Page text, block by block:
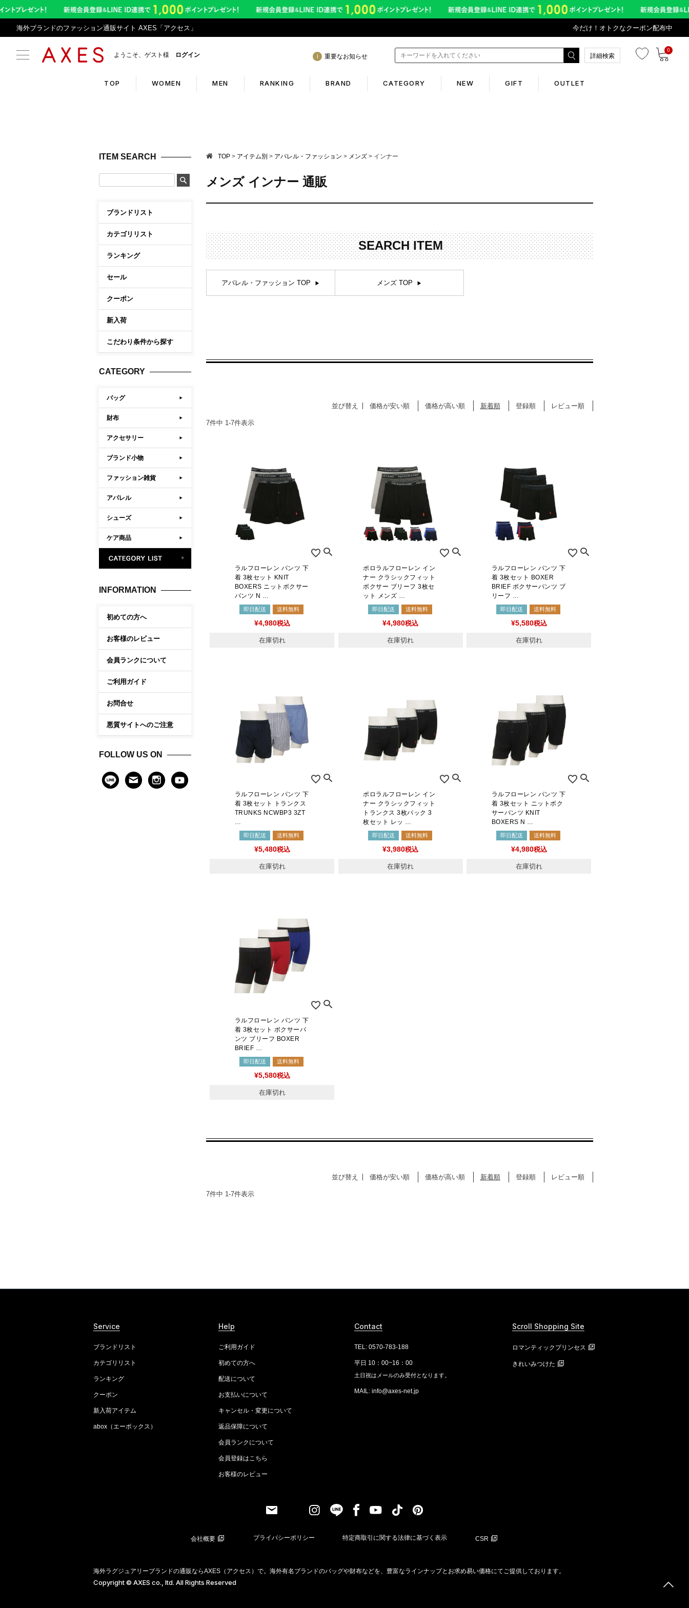
海外ブランドのファッション通販サイト AXES「アクセス」 今だけ！オトクなクーポン配布中
ようこそ、ゲスト様 ログイン 重要なお知らせ 詳細検索
0
TOP WOMEN MEN RANKING BRAND CATEGORY NEW GIFT OUTLET
こだわり条件から探す
お盆期間も休まず発送！営業について
アプリサービス終了のお知らせ
返品サービス内容変更のお知らせ
Members Service
ログイン
閲覧履歴
初めての方へ
お客様のレビュー
お問合せ
ITEM SEARCH
ブランドリスト
カテゴリリスト
ランキング
セール
クーポン
新入荷
こだわり条件から探す
CATEGORY
バッグ
財布
アクセサリー
ブランド小物
ファッション雑貨
アパレル
シューズ
ケア商品
CATEGORY LIST
INFORMATION
初めての方へ
お客様のレビュー
会員ランクについて
ご利用ガイド
お問合せ
悪質サイトへのご注意
FOLLOW US ON
TOP アイテム別 アパレル・ファッション メンズ インナー
メンズ インナー 通販
SEARCH ITEM
アパレル・ファッション TOP メンズ TOP
並び替え 価格が安い順 価格が高い順 新着順 登録順 レビュー順
7件中 1-7件表示
ラルフローレン パンツ 下
着 3枚セット KNIT
BOXERS ニットボクサー
パンツ N …
即日配送 送料無料
¥4,980税込
在庫切れ
ポロラルフローレン イン
ナー クラシックフィット
ボクサー ブリーフ 3枚セ
ット メンズ …
即日配送 送料無料
¥4,980税込
在庫切れ
ラルフローレン パンツ 下
着 3枚セット BOXER
BRIEF ボクサーパンツ ブ
リーフ …
即日配送 送料無料
¥5,580税込
在庫切れ
ラルフローレン パンツ 下
着 3枚セット トランクス
TRUNKS NCWBP3 3ZT
…
即日配送 送料無料
¥5,480税込
在庫切れ
ポロラルフローレン イン
ナー クラシックフィット
トランクス 3枚パック 3
枚セット レッ …
即日配送 送料無料
¥3,980税込
在庫切れ
ラルフローレン パンツ 下
着 3枚セット ニットボク
サーパンツ KNIT
BOXERS N …
即日配送 送料無料
¥4,980税込
在庫切れ
ラルフローレン パンツ 下
着 3枚セット ボクサーパ
ンツ ブリーフ BOXER
BRIEF …
即日配送 送料無料
¥5,580税込
在庫切れ
並び替え 価格が安い順 価格が高い順 新着順 登録順 レビュー順
7件中 1-7件表示
Service
ブランドリスト
カテゴリリスト
ランキング
クーポン
新入荷アイテム
abox（エーボックス）
Help
ご利用ガイド
初めての方へ
配送について
お支払いについて
キャンセル・変更について
返品保障について
会員ランクについて
会員登録はこちら
お客様のレビュー
Contact
TEL: 0570-783-188
平日 10：00~16：00
土日祝はメールのみ受付となります。
MAIL: info@axes-net.jp
Scroll Shopping Site
ロマンティックプリンセス
きれいみつけた
会社概要 プライバシーポリシー 特定商取引に関する法律に基づく表示 CSR
海外ラグジュアリーブランドの通販ならAXES（アクセス）で。海外有名ブランドのバッグや財布などを、豊富なラインナップとお求め易い価格にてご提供しております。
Copyright © AXES co., ltd. All Rights Reserved